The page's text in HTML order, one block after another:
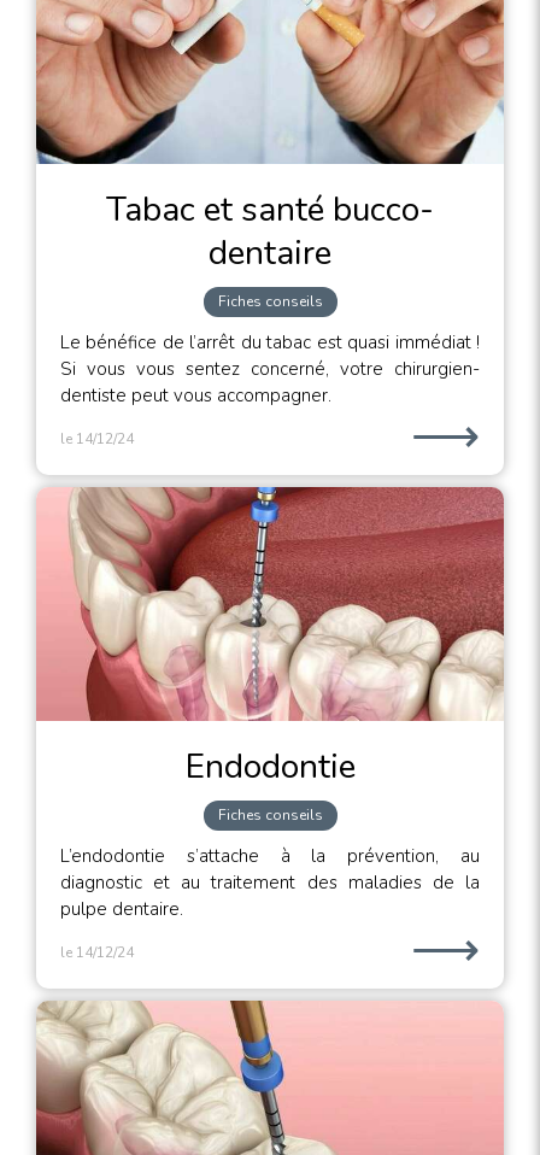
Tabac et santé bucco-
dentaire
Fiches conseils
Le bénéfice de l’arrêt du tabac est quasi immédiat !
Si vous vous sentez concerné, votre chirurgien-
dentiste peut vous accompagner.
le 14/12/24 ⟶
Endodontie
Fiches conseils
L’endodontie s’attache à la prévention, au
diagnostic et au traitement des maladies de la
pulpe dentaire.
le 14/12/24 ⟶